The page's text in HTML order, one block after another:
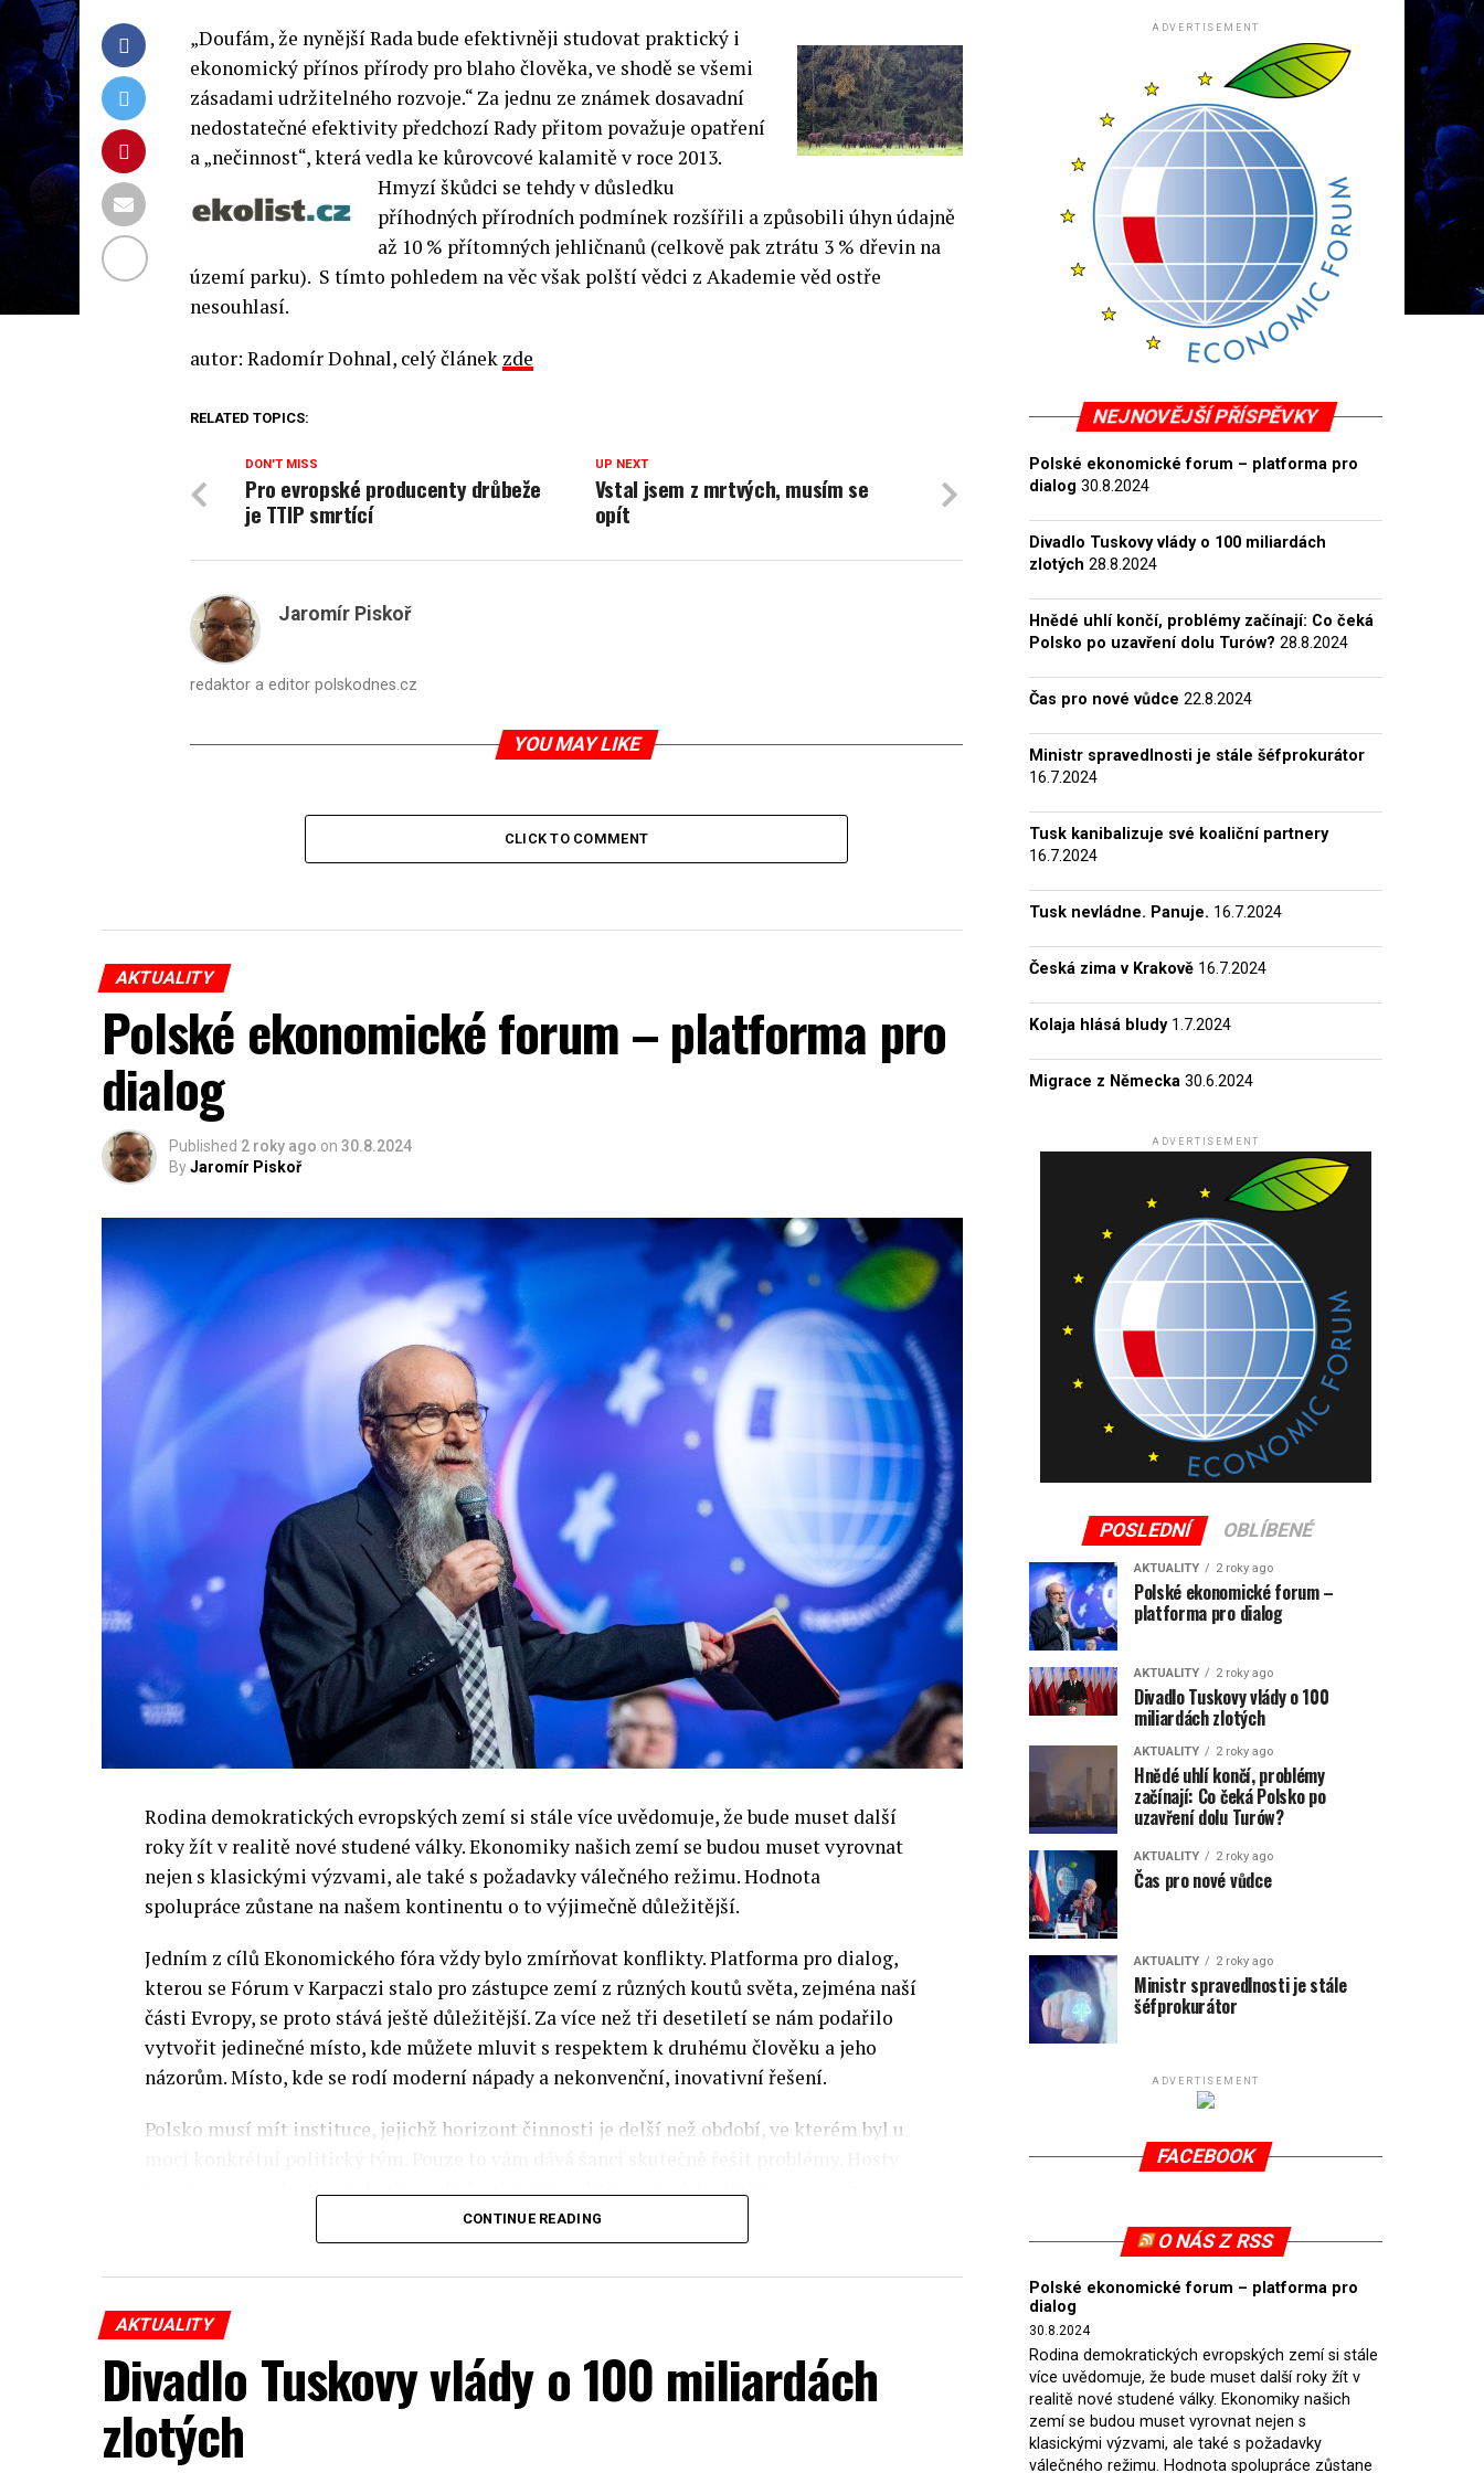
„Doufám, že nynější Rada bude efektivněji studovat praktický i
ekonomický přínos přírody pro blaho člověka, ve shodě se všemi
zásadami udržitelného rozvoje.“ Za jednu ze známek dosavadní
nedostatečné efektivity předchozí Rady přitom považuje opatření
a „nečinnost“, která vedla ke kůrovcové kalamitě v roce 2013.
Hmyzí škůdci se tehdy v důsledku
příhodných přírodních podmínek rozšířili a způsobili úhyn údajně
až 10 % přítomných jehličnanů (celkově pak ztrátu 3 % dřevin na
území parku). S tímto pohledem na věc však polští vědci z Akademie věd ostře
nesouhlasí.
autor: Radomír Dohnal, celý článek zde
RELATED TOPICS:
UP NEXT
Vstal jsem z mrtvých, musím se
opít
DON'T MISS
Pro evropské producenty drůbeže
je TTIP smrtící
Jaromír Piskoř
redaktor a editor polskodnes.cz
YOU MAY LIKE
CLICK TO COMMENT
AKTUALITY
Polské ekonomické forum – platforma pro
dialog
Published 2 roky ago on 30.8.2024
ByJaromír Piskoř
Rodina demokratických evropských zemí si stále více uvědomuje, že bude muset další
roky žít v realitě nové studené války. Ekonomiky našich zemí se budou muset vyrovnat
nejen s klasickými výzvami, ale také s požadavky válečného režimu. Hodnota
spolupráce zůstane na našem kontinentu o to výjimečně důležitější.
Jedním z cílů Ekonomického fóra vždy bylo zmírňovat konflikty. Platforma pro dialog,
kterou se Fórum v Karpaczi stalo pro zástupce zemí z různých koutů světa, zejména naší
části Evropy, se proto stává ještě důležitější. Za více než tři desetiletí se nám podařilo
vytvořit jedinečné místo, kde můžete mluvit s respektem k druhému člověku a jeho
názorům. Místo, kde se rodí moderní nápady a nekonvenční, inovativní řešení.
Polsko musí mít instituce, jejichž horizont činnosti je delší než období, ve kterém byl u
Fóra jsou prezidenti, předsedové vlád, ministři, politici a představitelé samosprávy,
prezidenti korporací, lidé z kultury, renomovaní vědci, novináři a zástupci nevládních
umožňuje každoročně připravit obsahový program Ekonomického fóra, který se skládá z
více než 350 akcí týkajících se celého spektra témat ze světa evropské politiky.
inovativní ekonomiky, občanské společnosti, ochrany životního prostředí a bezpečnosti.
Jednou z klíčových událostí XXXIII. ekonomického fóra bude prezentace zprávy
CONTINUE READING
AKTUALITY
Divadlo Tuskovy vlády o 100 miliardách
zlotých
ADVERTISEMENT
NEJNOVĚJŠÍ PŘÍSPĚVKY
Polské ekonomické forum – platforma pro
dialog 30.8.2024
Divadlo Tuskovy vlády o 100 miliardách
zlotých 28.8.2024
Hnědé uhlí končí, problémy začínají: Co čeká
Polsko po uzavření dolu Turów? 28.8.2024
Čas pro nové vůdce 22.8.2024
Ministr spravedlnosti je stále šéfprokurátor
16.7.2024
Tusk kanibalizuje své koaliční partnery
16.7.2024
Tusk nevládne. Panuje. 16.7.2024
Česká zima v Krakově 16.7.2024
Kolaja hlásá bludy 1.7.2024
Migrace z Německa 30.6.2024
ADVERTISEMENT
POSLEDNÍ OBLÍBENÉ
AKTUALITY 2 roky ago
Polské ekonomické forum –
platforma pro dialog
AKTUALITY 2 roky ago
Divadlo Tuskovy vlády o 100
miliardách zlotých
AKTUALITY 2 roky ago
Hnědé uhlí končí, problémy
začínají: Co čeká Polsko po
uzavření dolu Turów?
AKTUALITY 2 roky ago
Čas pro nové vůdce
AKTUALITY 2 roky ago
Ministr spravedlnosti je stále
šéfprokurátor
ADVERTISEMENT
FACEBOOK
O NÁS Z RSS
Polské ekonomické forum – platforma pro
dialog
30.8.2024
Rodina demokratických evropských zemí si stále
více uvědomuje, že bude muset další roky žít v
realitě nové studené války. Ekonomiky našich
zemí se budou muset vyrovnat nejen s
klasickými výzvami, ale také s požadavky
válečného režimu. Hodnota spolupráce zůstane